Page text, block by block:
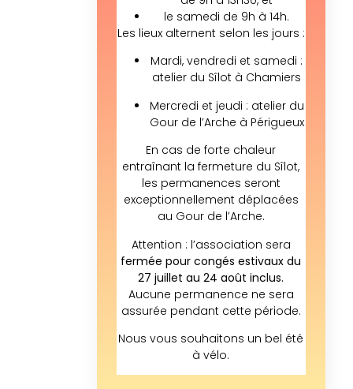
le samedi de 9h à 14h.
Les lieux alternent selon les jours :
Mardi, vendredi et samedi :
atelier du Sîlot à Chamiers
Mercredi et jeudi : atelier du
Gour de l’Arche à Périgueux
En cas de forte chaleur
entraînant la fermeture du Sîlot,
les permanences seront
exceptionnellement déplacées
au Gour de l’Arche.
Attention : l’association sera
fermée pour congés estivaux du
27 juillet au 24 août inclus.
Aucune permanence ne sera
assurée pendant cette période.
Nous vous souhaitons un bel été
à vélo.